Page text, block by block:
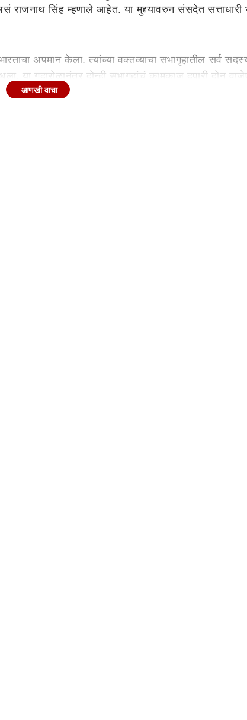
सिंह म्हणाले आहेत. या मुद्द्यावरुन संसदेत सत्ताधारी
अपमान केला. त्यांच्या वक्तव्याचा सभागृहातील सर्व
या गदारोळानंतर दोन्ही सभागृहांचं कामकाज दुपारी दोन
आणखी वाचा